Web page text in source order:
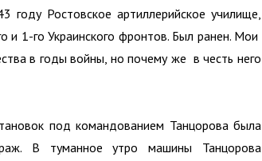
году Ростовское артиллерийское училище,
и 1-го Украинского фронтов. Был ранен. Мои
в годы войны, но почему же в честь него
под командованием Танцорова была
В туманное утро машины Танцорова